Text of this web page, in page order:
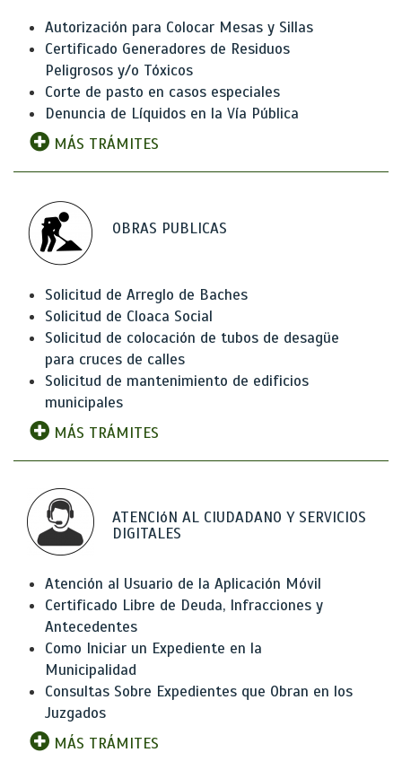
Autorización para Colocar Mesas y Sillas
Certificado Generadores de Residuos
Peligrosos y/o Tóxicos
Corte de pasto en casos especiales
Denuncia de Líquidos en la Vía Pública
MÁS TRÁMITES
OBRAS PUBLICAS
Solicitud de Arreglo de Baches
Solicitud de Cloaca Social
Solicitud de colocación de tubos de desagüe
para cruces de calles
Solicitud de mantenimiento de edificios
municipales
MÁS TRÁMITES
ATENCIóN AL CIUDADANO Y SERVICIOS
DIGITALES
Atención al Usuario de la Aplicación Móvil
Certificado Libre de Deuda, Infracciones y
Antecedentes
Como Iniciar un Expediente en la
Municipalidad
Consultas Sobre Expedientes que Obran en los
Juzgados
MÁS TRÁMITES